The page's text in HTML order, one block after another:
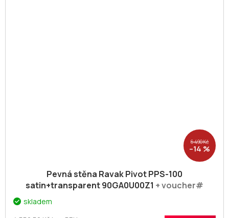
6 490 Kč
–14 %
Pevná stěna Ravak Pivot PPS-100
satin+transparent 90GA0U00Z1 + voucher#
skladem